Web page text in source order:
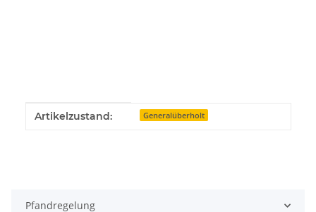
Produkteigenschaft
Wert
Artikelzustand: Generalüberholt
Pfandregelung